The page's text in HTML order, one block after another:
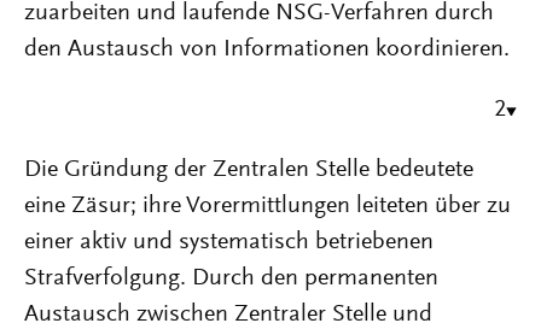
zuarbeiten und laufende NSG-Verfahren durch
den Austausch von Informationen koordinieren.
2
Die Gründung der Zentralen Stelle bedeutete
eine Zäsur; ihre Vorermittlungen leiteten über zu
einer aktiv und systematisch betriebenen
Strafverfolgung. Durch den permanenten
Austausch zwischen Zentraler Stelle und